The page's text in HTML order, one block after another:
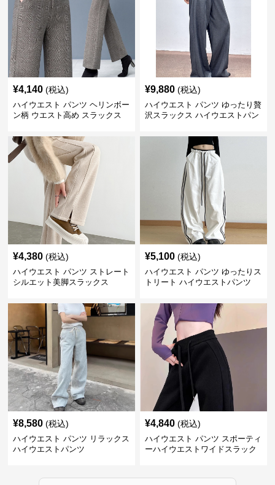
¥4,140 (税込)
ハイウエスト パンツ ヘリンボー
ン柄 ウエスト高め スラックス
¥9,880 (税込)
ハイウエスト パンツ ゆったり贅
沢スラックス ハイウエストパン
¥4,380 (税込)
ハイウエスト パンツ ストレート
シルエット美脚スラックス
¥5,100 (税込)
ハイウエスト パンツ ゆったりス
トリート ハイウエストパンツ
¥8,580 (税込)
ハイウエスト パンツ リラックス
ハイウエストパンツ
¥4,840 (税込)
ハイウエスト パンツ スポーティ
ーハイウエストワイドスラック